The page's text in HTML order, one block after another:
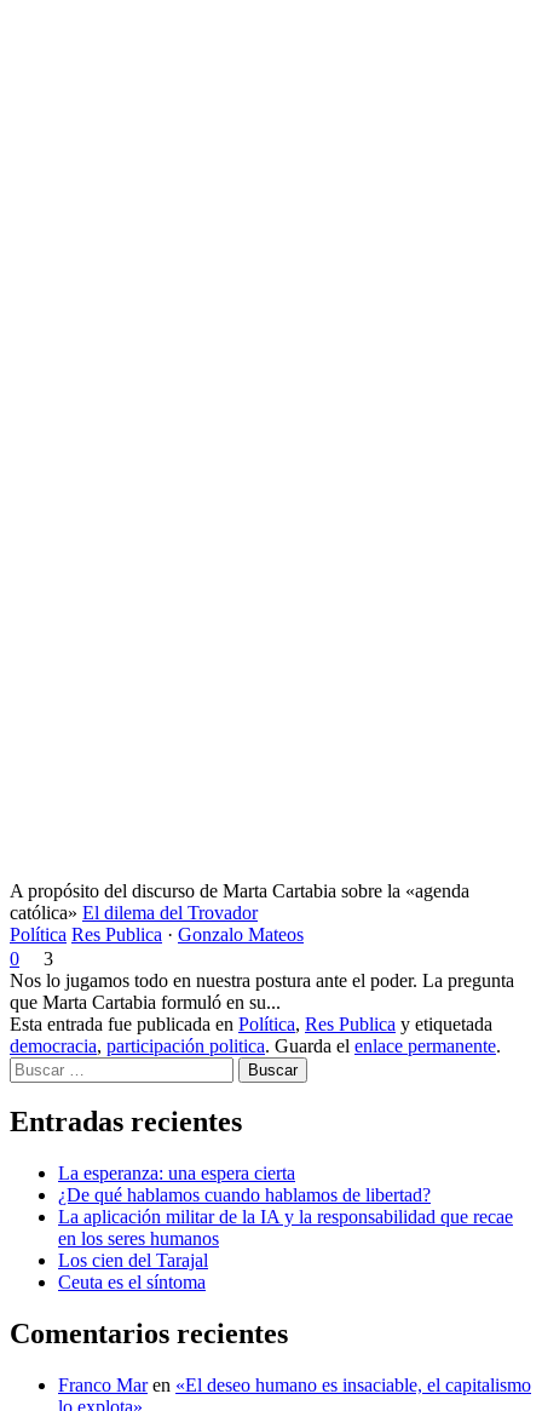
A propósito del discurso de Marta Cartabia sobre la «agenda
católica» El dilema del Trovador
Política Res Publica · Gonzalo Mateos
0
3
Nos lo jugamos todo en nuestra postura ante el poder. La pregunta
que Marta Cartabia formuló en su...
Esta entrada fue publicada en Política, Res Publica y etiquetada
democracia, participación politica. Guarda el enlace permanente.
Buscar
Entradas recientes
La esperanza: una espera cierta
¿De qué hablamos cuando hablamos de libertad?
La aplicación militar de la IA y la responsabilidad que recae
en los seres humanos
Los cien del Tarajal
Ceuta es el síntoma
Comentarios recientes
Franco Maren «El deseo humano es insaciable, el capitalismo